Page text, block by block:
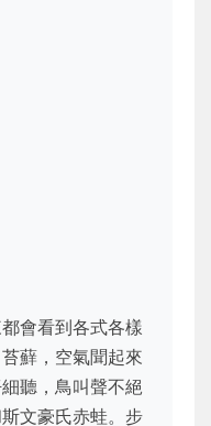
會看到各式各樣
蘚，空氣聞起來
聽，鳥叫聲不絕
文豪氏赤蛙。步